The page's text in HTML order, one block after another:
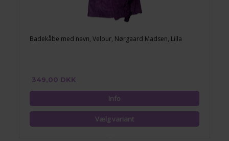
Badekåbe med navn, Velour, Nørgaard Madsen, Lilla
349,00 DKK